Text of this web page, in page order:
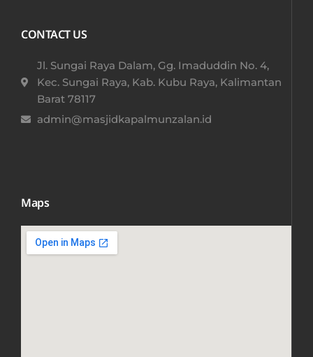
CONTACT US
Jl. Sungai Raya Dalam, Gg. Imaduddin No. 4,
Kec. Sungai Raya, Kab. Kubu Raya, Kalimantan
Barat 78117​
admin@masjidkapalmunzalan.id
Maps